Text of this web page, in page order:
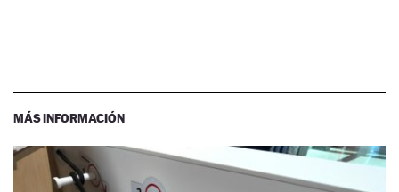
MÁS INFORMACIÓN